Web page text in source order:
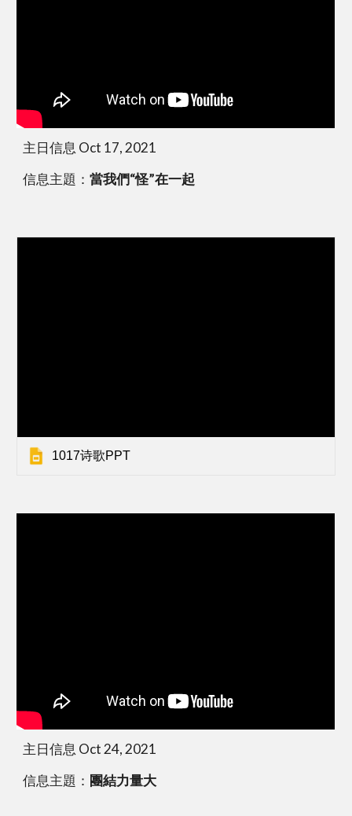
主日信息 Oct 17, 2021
信息主題：當我們“怪”在一起
1017诗歌PPT
主日信息 Oct 24, 2021
信息主題： 團結力量大